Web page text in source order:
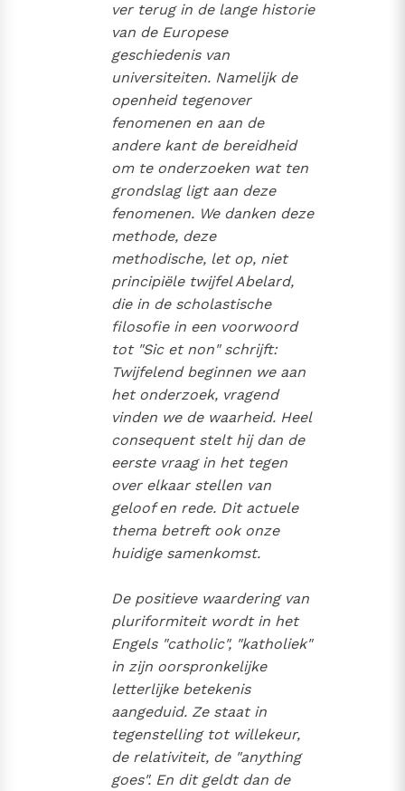
ver terug in de lange historie
van de Europese
geschiedenis van
universiteiten. Namelijk de
openheid tegenover
fenomenen en aan de
andere kant de bereidheid
om te onderzoeken wat ten
grondslag ligt aan deze
fenomenen. We danken deze
methode, deze
methodische, let op, niet
principiële twijfel Abelard,
die in de scholastische
filosofie in een voorwoord
tot "Sic et non" schrijft:
Twijfelend beginnen we aan
het onderzoek, vragend
vinden we de waarheid. Heel
consequent stelt hij dan de
eerste vraag in het tegen
over elkaar stellen van
geloof en rede. Dit actuele
thema betreft ook onze
huidige samenkomst.
De positieve waardering van
pluriformiteit wordt in het
Engels "catholic", "katholiek"
in zijn oorspronkelijke
letterlijke betekenis
aangeduid. Ze staat in
tegenstelling tot willekeur,
de relativiteit, de "anything
goes". En dit geldt dan de